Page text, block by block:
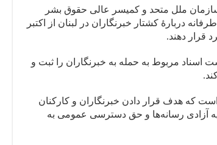
ملل متحد و کمیسر عالی حقوق بشر
دربارهٔ کشتار خبرنگاران در لبنان از اکتبر
اسناد مربوط به حمله به خبرنگاران را ثبت و
است که هدف قرار دادن خبرنگاران و کارکنان
آزادی رسانه‌ها و حق دسترسی عمومی به